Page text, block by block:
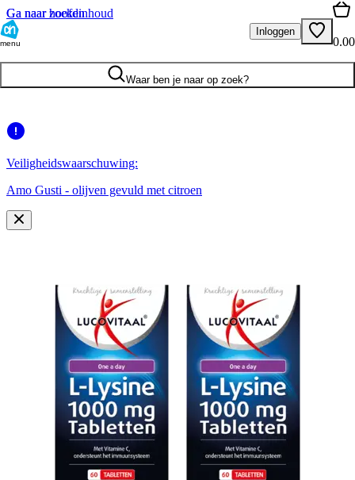
Ga naar hoofdinhoud
Ga naar zoeken
menu
Inloggen
0.00
Waar ben je naar op zoek?
Veiligheidswaarschuwing:
Amo Gusti - olijven gevuld met citroen